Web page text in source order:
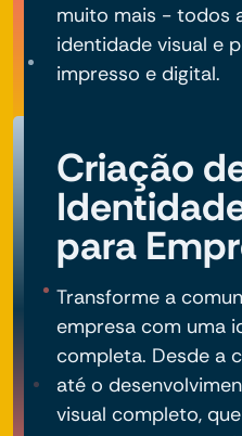
muito mais - todos
identidade visual e
impresso e digital.
Criação
para
Transforme a
empresa com uma
completa. Desde a
até o
visual completo,